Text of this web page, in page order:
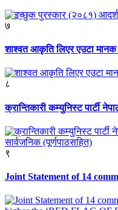
७
शाश्वत आकृति लिएर एउटा मानक
८
क्रान्तिकारी कम्युनिस्ट पार्टी
९
Joint Statement of 14